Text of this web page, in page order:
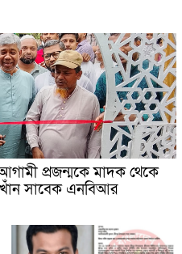
প্রজন্মকে মাদক থেকে
সাবেক এনবিআর